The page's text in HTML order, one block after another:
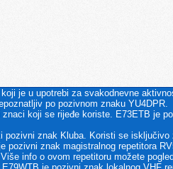
je u upotrebi za svakodnevne
po pozivnom znaku YU4DPR.
koji se rijeđe koriste. E73ETB je
pozivni znak Kluba. Koristi se
pozivni znak magistralnog repetitora
info o ovom repetitoru možete